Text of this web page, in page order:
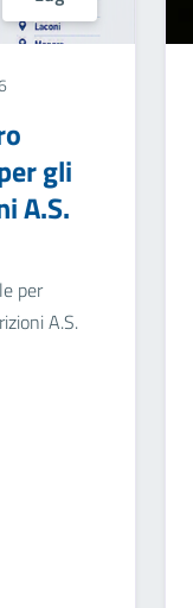
gli
A.S.
per
A.S.